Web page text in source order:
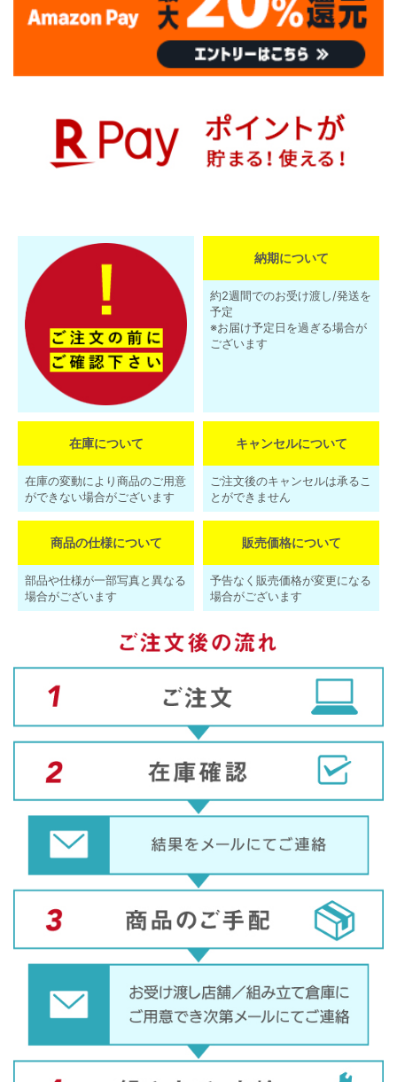
納期について
約2週間でのお受け渡し/発送を
予定
※お届け予定日を過ぎる場合が
ございます
在庫について
在庫の変動により商品のご用意
ができない場合がございます
キャンセルについて
ご注文後のキャンセルは承るこ
とができません
商品の仕様について
部品や仕様が一部写真と異なる
場合がございます
販売価格について
予告なく販売価格が変更になる
場合がございます